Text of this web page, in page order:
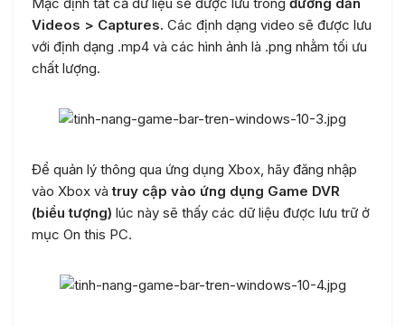
Videos > Captures. Các định dạng video sẽ được lưu
với định dạng .mp4 và các hình ảnh là .png nhằm tối ưu
chất lượng.
Để quản lý thông qua ứng dụng Xbox, hãy đăng nhập
vào Xbox và truy cập vào ứng dụng Game DVR
(biểu tượng) lúc này sẽ thấy các dữ liệu được lưu trữ ở
mục On this PC.